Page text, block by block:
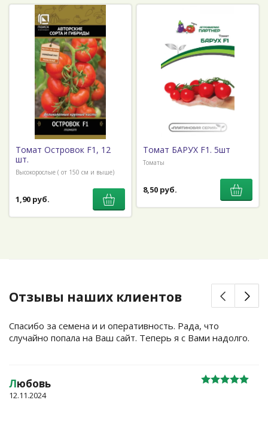
Томат Островок F1, 12
шт.
Высокорослые ( от 150 см и выше)
1,90 руб.
Томат БАРУХ F1. 5шт
Томаты
8,50 руб.
Отзывы наших клиентов
Спасибо за семена и и оперативность. Рада, что
случайно попала на Ваш сайт. Теперь я с Вами надолго.
Любовь
12.11.2024